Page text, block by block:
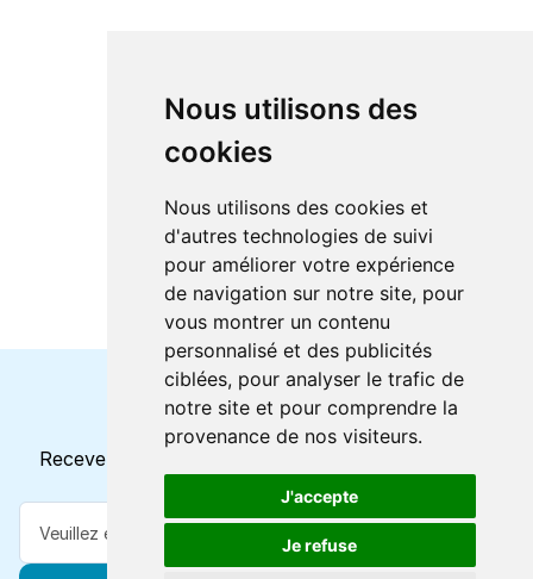
Nous utilisons des
cookies
Nous utilisons des cookies et
d'autres technologies de suivi
pour améliorer votre expérience
de navigation sur notre site, pour
vous montrer un contenu
personnalisé et des publicités
ciblées, pour analyser le trafic de
notre site et pour comprendre la
provenance de nos visiteurs.
J'accepte
Je refuse
Horaires et offres actuels
Recevez toutes les mises à jour dans votre e-mail